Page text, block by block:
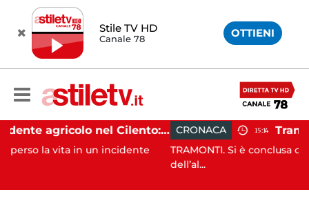
Stile TV HD
Canale 78 OTTIENI
Incidente agricolo nel Cilento: trattore si ribalta, muore 71enne
in un incidente
CRONACA 15:14
TRAMONTI. Si è conclusa con